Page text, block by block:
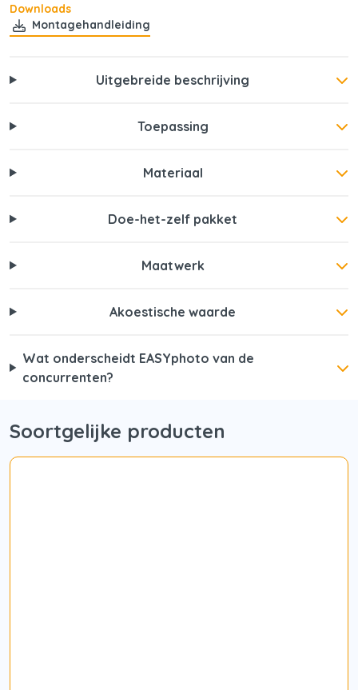
Downloads
Montagehandleiding
Uitgebreide beschrijving
Toepassing
Materiaal
Doe-het-zelf pakket
Maatwerk
Akoestische waarde
Wat onderscheidt EASYphoto van de
concurrenten?
Soortgelijke producten